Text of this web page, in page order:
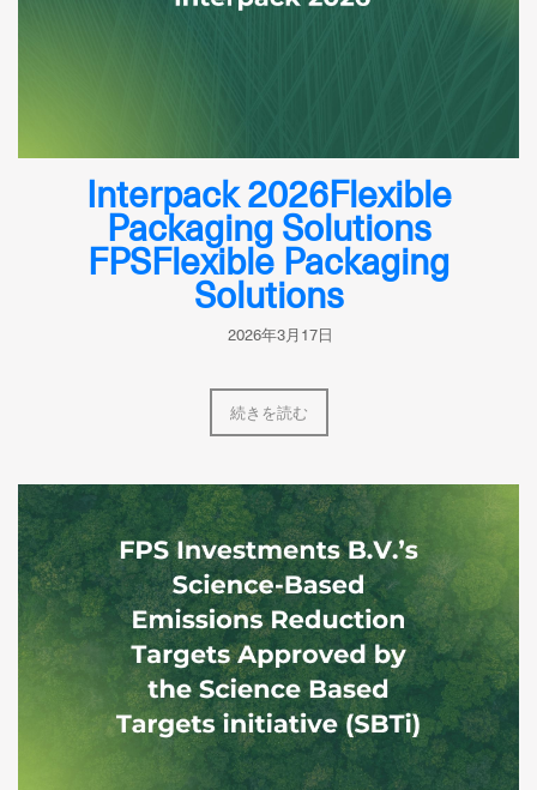
Interpack 2026Flexible
Packaging Solutions
FPSFlexible Packaging
Solutions
2026年3月17日
続きを読む